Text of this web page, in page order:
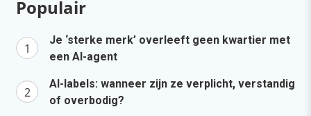
Populair
Je ‘sterke merk’ overleeft geen kwartier met
een AI-agent
AI-labels: wanneer zijn ze verplicht, verstandig
of overbodig?